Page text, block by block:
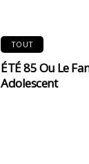
TOUT
ÉTÉ 85 Ou Le
Adolescent